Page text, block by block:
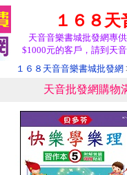
１６８
天音音樂書城批發網專
$1000元的客戶，請到天
１６８天音音樂書城批發網
天音批發網購物